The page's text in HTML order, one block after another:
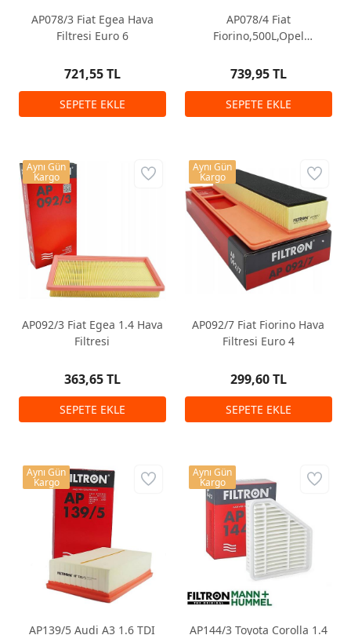
AP078/3 Fiat Egea Hava
Filtresi Euro 6
721,55 TL
AP078/4 Fiat
Fiorino,500L,Opel
6 Hava Filtresi
739,95 TL
AP092/3 Fiat Egea 1.4 Hava
Filtresi
363,65 TL
Aynı Gün
Kargo
AP092/7 Fiat Fiorino Hava
Filtresi Euro 4
299,60 TL
Aynı Gün
Kargo
AP139/5 Audi A3 1.6 TDI
Aynı Gün
Kargo
AP144/3 Toyota Corolla 1.4
Aynı Gün
Kargo